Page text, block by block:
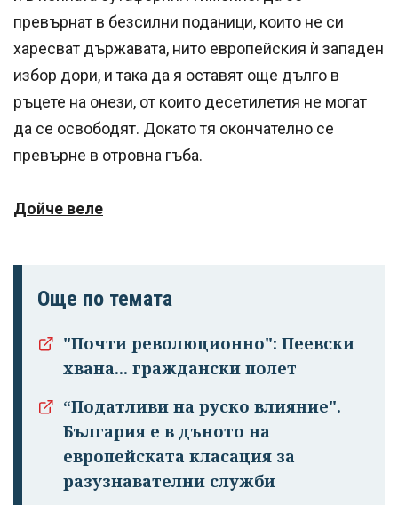
превърнат в безсилни поданици, които не си
харесват държавата, нито европейския ѝ западен
избор дори, и така да я оставят още дълго в
ръцете на онези, от които десетилетия не могат
да се освободят. Докато тя окончателно се
превърне в отровна гъба.
Дойче веле
Още по темата
"Почти революционно": Пеевски
хвана... граждански полет
“Податливи на руско влияние".
България е в дъното на
европейската класация за
разузнавателни служби